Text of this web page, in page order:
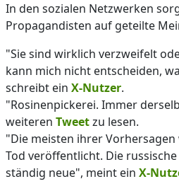
In den sozialen Netzwerken
Propagandisten auf geteilte
"Sie sind wirklich verzweifelt
kann mich nicht entscheiden,
schreibt ein X-Nutzer.
"Rosinenpickerei. Immer
weiteren Tweetzu lesen.
"Die meisten ihrer
Tod veröffentlicht. Die
ständig neue", meint ein X-